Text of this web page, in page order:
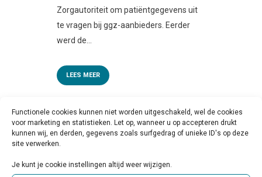
Functionele cookies kunnen niet worden uitgeschakeld, wel de cookies
voor marketing en statistieken. Let op, wanneer u op accepteren drukt
kunnen wij, en derden, gegevens zoals surfgedrag of unieke ID's op deze
site verwerken.
Je kunt je cookie instellingen altijd weer wijzigen.
Zorgautoriteit om patiëntgegevens uit
te vragen bij ggz-aanbieders. Eerder
werd de...
LEES MEER